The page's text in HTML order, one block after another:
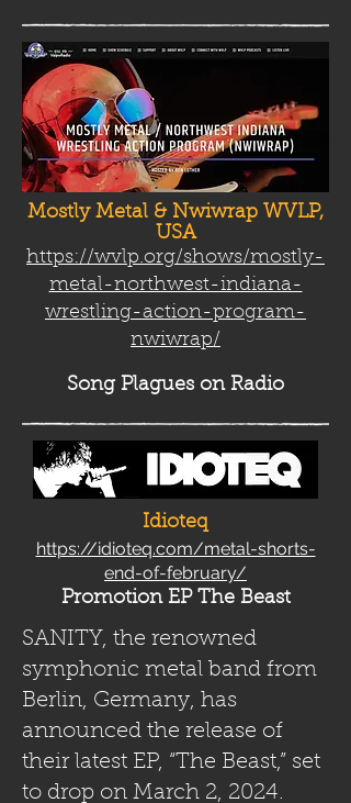
Mostly Metal & Nwiwrap WVLP,
USA
https://wvlp.org/shows/mostly-
metal-northwest-indiana-
wrestling-action-program-
nwiwrap/
Song Plagues on Radio
Idioteq
https://idioteq.com/metal-shorts-
end-of-february/
Promotion EP The Beast
SANITY, the renowned
symphonic metal band from
Berlin, Germany, has
announced the release of
their latest EP, “The Beast,” set
to drop on March 2, 2024.